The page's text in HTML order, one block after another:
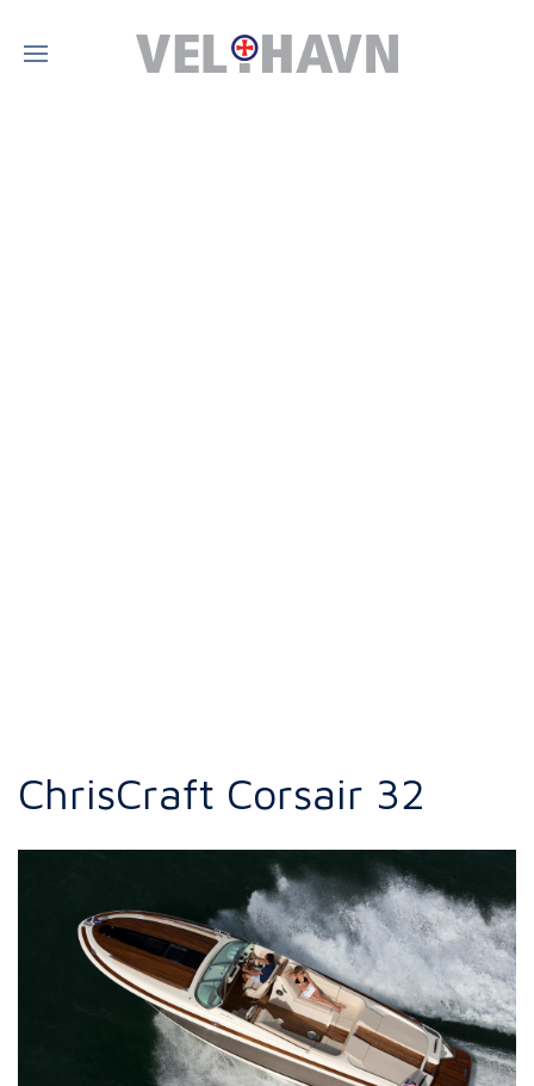
ChrisCraft Corsair 32